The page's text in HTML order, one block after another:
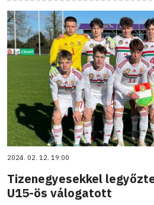
2024. 02. 12. 19:00
Tizenegyesekkel
U15-ös válogatott